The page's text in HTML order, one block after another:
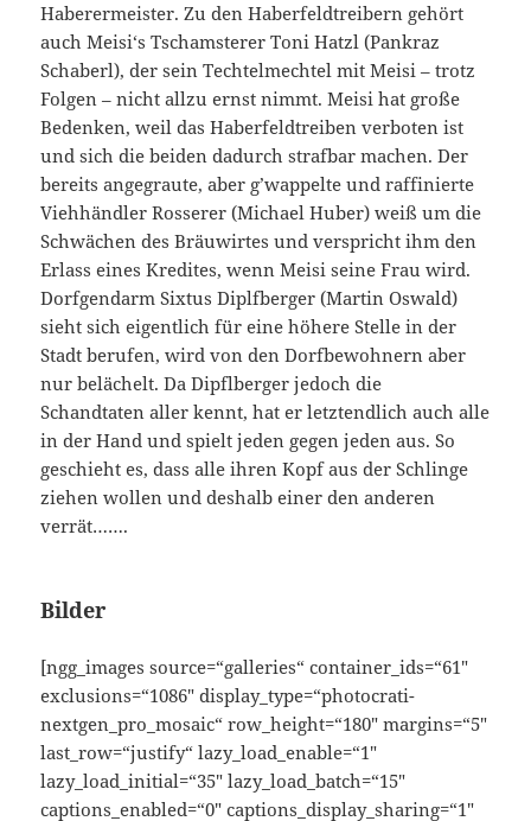
Haberermeister. Zu den Haberfeldtreibern gehört
auch Meisi‘s Tschamsterer Toni Hatzl (Pankraz
Schaberl), der sein Techtelmechtel mit Meisi – trotz
Folgen – nicht allzu ernst nimmt. Meisi hat große
Bedenken, weil das Haberfeldtreiben verboten ist
und sich die beiden dadurch strafbar machen. Der
bereits angegraute, aber g’wappelte und raffinierte
Viehhändler Rosserer (Michael Huber) weiß um die
Schwächen des Bräuwirtes und verspricht ihm den
Erlass eines Kredites, wenn Meisi seine Frau wird.
Dorfgendarm Sixtus Diplfberger (Martin Oswald)
sieht sich eigentlich für eine höhere Stelle in der
Stadt berufen, wird von den Dorfbewohnern aber
nur belächelt. Da Dipflberger jedoch die
Schandtaten aller kennt, hat er letztendlich auch alle
in der Hand und spielt jeden gegen jeden aus. So
geschieht es, dass alle ihren Kopf aus der Schlinge
ziehen wollen und deshalb einer den anderen
verrät…….
Bilder
[ngg_images source=“galleries“ container_ids=“61″
exclusions=“1086″ display_type=“photocrati-
nextgen_pro_mosaic“ row_height=“180″ margins=“5″
last_row=“justify“ lazy_load_enable=“1″
lazy_load_initial=“35″ lazy_load_batch=“15″
captions_enabled=“0″ captions_display_sharing=“1″